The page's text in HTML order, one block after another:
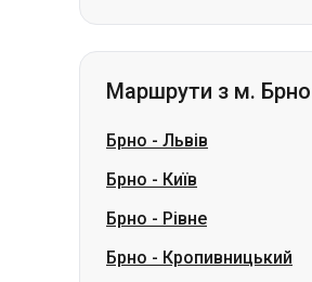
Маршрути з м. Брно
Брно - Львів
Брно - Київ
Брно - Рівне
Брно - Кропивницький